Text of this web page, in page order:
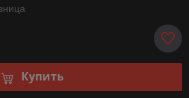
Купить